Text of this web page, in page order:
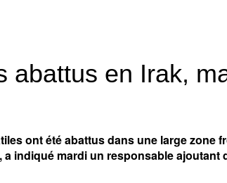
en Irak,
ont été abattus dans une large zone
indiqué mardi un responsable